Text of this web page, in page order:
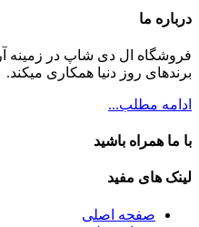
درباره ما
فروشگاه ال دی شاپ در زمینه
برندهای روز دنیا همکاری میکند.
ادامه مطلب...
با ما همراه باشید
لینک های مفید
صفحه اصلی